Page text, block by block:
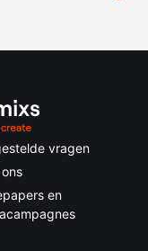
vragen
en